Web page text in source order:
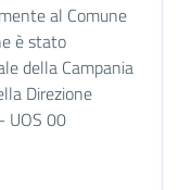
al Comune
è stato
della Campania
Direzione
UOS 00